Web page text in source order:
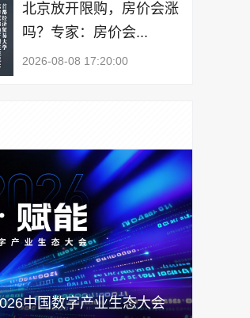
北京放开限购，房价会涨
吗？专家：房价会...
2026-08-08 17:20:00
中国数字产业生态大会